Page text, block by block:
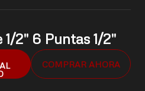
2" 6 Puntas 1/2"
COMPRAR AHORA